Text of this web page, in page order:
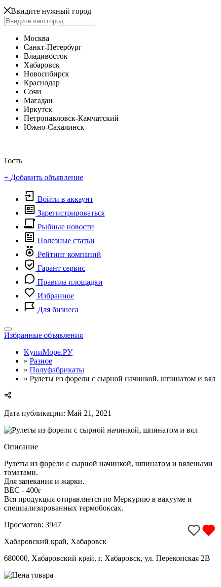
Ввидите нужный город
Москва
Санкт-Петербург
Владивосток
Хабаровск
Новосибирск
Краснодар
Сочи
Магадан
Иркутск
Петропавловск-Камчатский
Южно-Сахалинск
Гость
+ Добавить объявление
Войти в аккаунт
Зарегистрироваться
Рыбные новости
Полезные статьи
Рейтинг компаний
Гарант сервис
Правила площадки
Избранное
Для бизнеса
Toggle
navigation
Избранные объявления
KупиМоре.РУ
» Разное
» Полуфабрикаты
» Рулеты из форели с сырной начинкой, шпинатом и вял
Дата публикации: Май 21, 2021
Описание
Рулеты из форели с сырной начинкой, шпинатом и вялеными
томатами.
Для запекания и жарки.
ВЕС - 400г
Вся продукция отправляется по Меркурию в вакууме и
специализированных термобоксах.
Просмотов: 3947
Хабаровский край, Хабаровск
680000, Хабаровский край, г. Хабаровск, ул. Перекопская 2В